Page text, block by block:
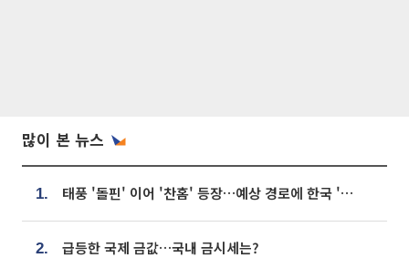
많이 본 뉴스
1. 태풍 '돌핀' 이어 '찬홈' 등장…예상 경로에 한국 '한숨'
2. 급등한 국제 금값…국내 금시세는?